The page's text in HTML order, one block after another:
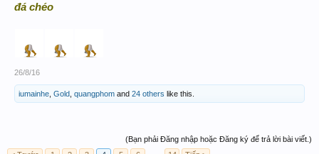
đá chéo
26/8/16
iumainhe Gold quangphom and 24 others like this.
(Bạn phải Đăng nhập hoặc Đăng ký để trả lời bài viết.)